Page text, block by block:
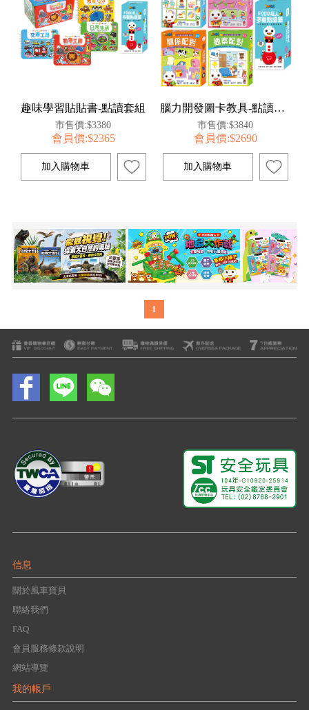
趣味學習貼貼書-點讀套組
市售價:$3380
會員價:$2365
腦力開發圖卡教具-點讀套組
市售價:$3840
會員價:$2690
1
信息
關於風車寶貝
聯絡我們
FAQ
會員服務條款說明
網站導覽
我的帳戶